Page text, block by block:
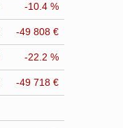
-10.4 %
-49 808 €
-22.2 %
-49 718 €